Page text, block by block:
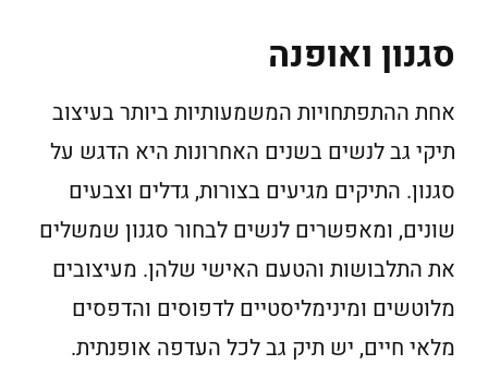
סגנון ואופנה
אחת ההתפתחויות המשמעותיות ביותר בעיצוב
תיקי גב לנשים בשנים האחרונות היא הדגש על
סגנון. התיקים מגיעים בצורות, גדלים וצבעים
שונים, ומאפשרים לנשים לבחור סגנון שמשלים
את התלבושות והטעם האישי שלהן. מעיצובים
מלוטשים ומינימליסטיים לדפוסים והדפסים
מלאי חיים, יש תיק גב לכל העדפה אופנתית.